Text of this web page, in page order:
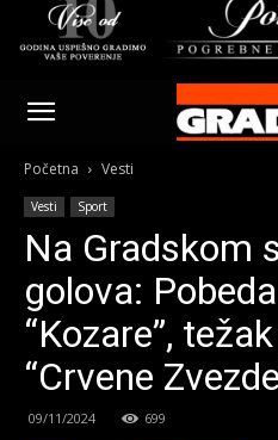
Gradski
Online
Kikinda
Početna Vesti
Vesti Sport
Na Gradskom
golova:
“Kozare”,
“Crvene
09/11/2024 699